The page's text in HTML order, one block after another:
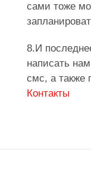
сами тоже
8.И
написать
смс, а также
Контакты